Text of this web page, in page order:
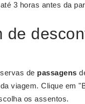
3 horas antes da
de
de passagens
viagem. Clique em
os assentos.